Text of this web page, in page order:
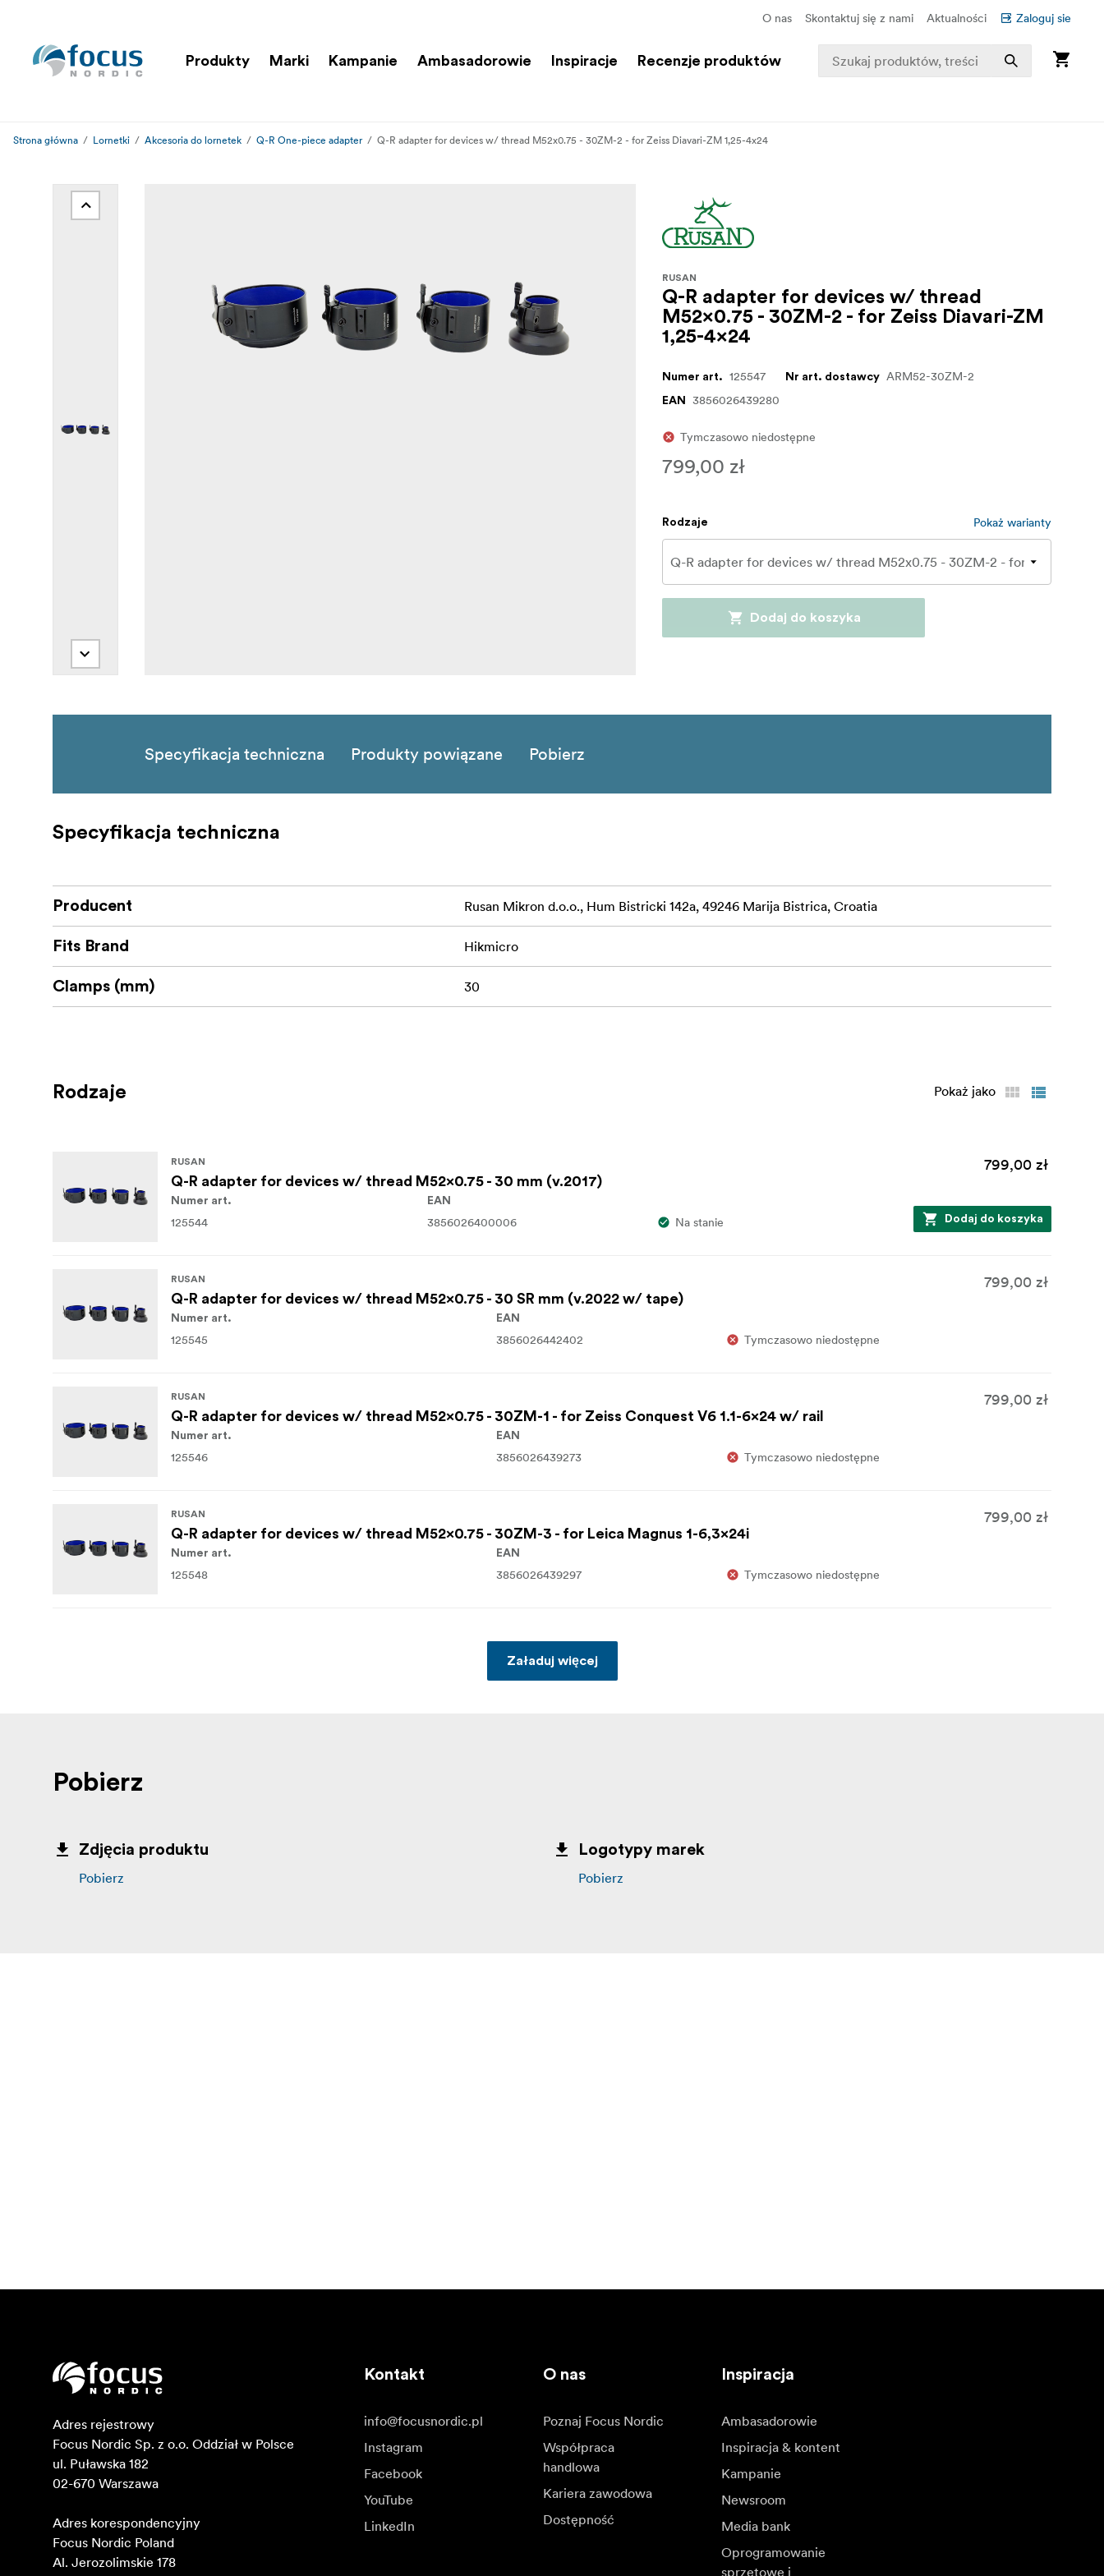
O nas Skontaktuj się z nami Aktualności Zaloguj sie
Produkty Marki Kampanie Ambasadorowie Inspiracje Recenzje produktów
Strona główna Lornetki Akcesoria do lornetek Q-R One-piece adapter Q-R adapter for devices w/ thread M52x0.75 - 30ZM-2 - for Zeiss Diavari-ZM 1,25-4x24
RUSAN
Q-R adapter for devices w/ thread
M52x0.75 - 30ZM-2 - for Zeiss Diavari-ZM
1,25-4x24
Numer art. 125547 Nr art. dostawcy ARM52-30ZM-2
EAN 3856026439280
Tymczasowo niedostępne
799,00 zł
Rodzaje Pokaż warianty
Dodaj do koszyka
Specyfikacja techniczna Produkty powiązane Pobierz
Specyfikacja techniczna
Producent Rusan Mikron d.o.o., Hum Bistricki 142a, 49246 Marija Bistrica, Croatia
Fits Brand Hikmicro
Clamps (mm) 30
Rodzaje Pokaż jako
RUSAN
Q-R adapter for devices w/ thread M52x0.75 - 30 mm (v.2017)
799,00 zł
Numer art.
125544
EAN
3856026400006 Na stanie Dodaj do koszyka
RUSAN
Q-R adapter for devices w/ thread M52x0.75 - 30 SR mm (v.2022 w/ tape)
799,00 zł
Numer art.
125545
EAN
3856026442402 Tymczasowo niedostępne
RUSAN
Q-R adapter for devices w/ thread M52x0.75 - 30ZM-1 - for Zeiss Conquest V6 1.1-6x24 w/ rail
799,00 zł
Numer art.
125546
EAN
3856026439273 Tymczasowo niedostępne
RUSAN
Q-R adapter for devices w/ thread M52x0.75 - 30ZM-3 - for Leica Magnus 1-6,3x24i
799,00 zł
Numer art.
125548
EAN
3856026439297 Tymczasowo niedostępne
Załaduj więcej
Pobierz
Zdjęcia produktu
Pobierz
Logotypy marek
Pobierz
Adres rejestrowy
Focus Nordic Sp. z o.o. Oddział w Polsce
ul. Puławska 182
02-670 Warszawa
Adres korespondencyjny
Focus Nordic Poland
Al. Jerozolimskie 178
Kontakt
info@focusnordic.pl
Instagram
Facebook
YouTube
LinkedIn
O nas
Poznaj Focus Nordic
Współpraca
handlowa
Kariera zawodowa
Dostępność
Inspiracja
Ambasadorowie
Inspiracja & kontent
Kampanie
Newsroom
Media bank
Oprogramowanie
sprzętowe i